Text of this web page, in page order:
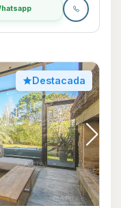
Destacada